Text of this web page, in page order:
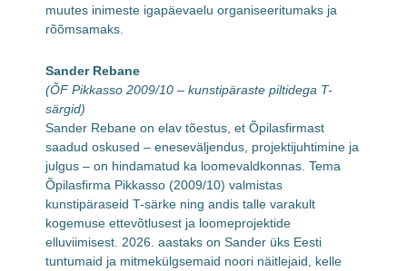
muutes inimeste igapäevaelu organiseeritumaks ja
rõõmsamaks.
Sander Rebane
(ÕF Pikkasso 2009/10 – kunstipäraste piltidega T-
särgid)
Sander Rebane on elav tõestus, et Õpilasfirmast
saadud oskused – eneseväljendus, projektijuhtimine ja
julgus – on hindamatud ka loomevaldkonnas. Tema
Õpilasfirma Pikkasso (2009/10) valmistas
kunstipäraseid T-särke ning andis talle varakult
kogemuse ettevõtlusest ja loomeprojektide
elluviimisest. 2026. aastaks on Sander üks Eesti
tuntumaid ja mitmekülgsemaid noori näitlejaid, kelle